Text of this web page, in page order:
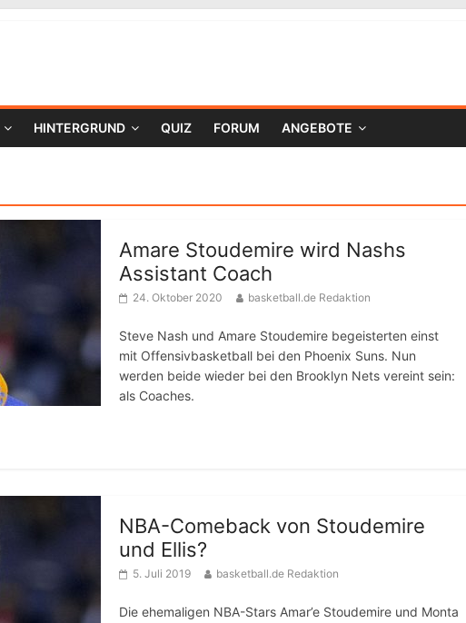
HINTERGRUND QUIZ FORUM ANGEBOTE
Amare Stoudemire wird Nashs
Assistant Coach
24. Oktober 2020 basketball.de Redaktion
Steve Nash und Amare Stoudemire begeisterten einst
mit Offensivbasketball bei den Phoenix Suns. Nun
werden beide wieder bei den Brooklyn Nets vereint sein:
als Coaches.
NBA-Comeback von Stoudemire
und Ellis?
5. Juli 2019 basketball.de Redaktion
Die ehemaligen NBA-Stars Amar’e Stoudemire und Monta